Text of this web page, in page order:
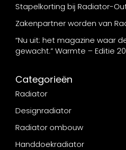
Stapelkorting bij Radiator-
Zakenpartner worden van
“Nu uit: het magazine waar
gewacht.” Warmte – Editie
Categorieën
Radiator
Designradiator
Radiator ombouw
Handdoekradiator